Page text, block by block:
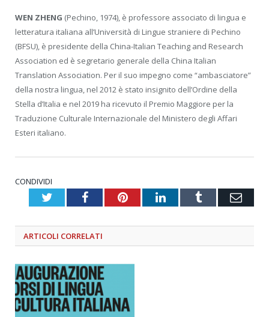
WEN ZHENG (Pechino, 1974), è professore associato di lingua e
letteratura italiana all’Università di Lingue straniere di Pechino
(BFSU), è presidente della China-Italian Teaching and Research
Association ed è segretario generale della China Italian
Translation Association. Per il suo impegno come “ambasciatore”
della nostra lingua, nel 2012 è stato insignito dell’Ordine della
Stella d’Italia e nel 2019 ha ricevuto il Premio Maggiore per la
Traduzione Culturale Internazionale del Ministero degli Affari
Esteri italiano.
CONDIVIDI
TwitterFacebookPinterestLinkedInTumblr
ARTICOLI CORRELATI